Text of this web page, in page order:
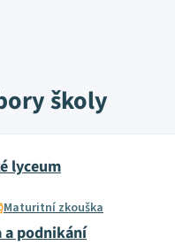
školy
lyceum
Maturitní zkouška
a podnikání